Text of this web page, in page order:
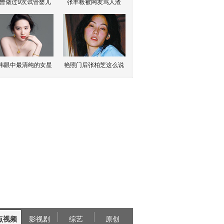
做过9次试管婴儿 张丰毅被网友骂人渣
眼中最清纯的女星 艳照门后张柏芝这么说
视频 影视剧 综艺 原创